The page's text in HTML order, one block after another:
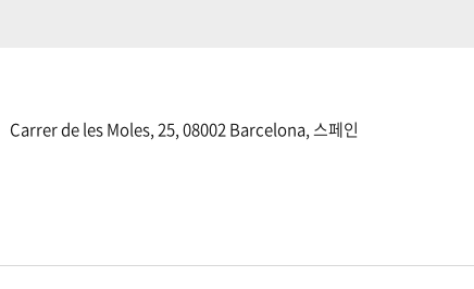
Carrer de les Moles, 25, 08002 Barcelona, 스페인